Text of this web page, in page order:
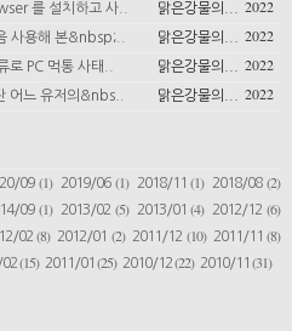
를 설치하고 사..
2022
맑은강물의...
사용해 본&nbsp;..
2022
맑은강물의...
로 PC 먹통 사태..
2022
맑은강물의...
어느 유저의&nbs..
2022
맑은강물의...
09(1) 2019/06 (1) 2018/11(1) 2018/08(2)
09(1) 2013/02 (5) 2013/01(4) 2012/12(6)
02 (8) 2012/01 (2) 2011/12 (10) 2011/11(8)
(15) 2011/01 (25) 2010/12(22) 2010/11 (31)